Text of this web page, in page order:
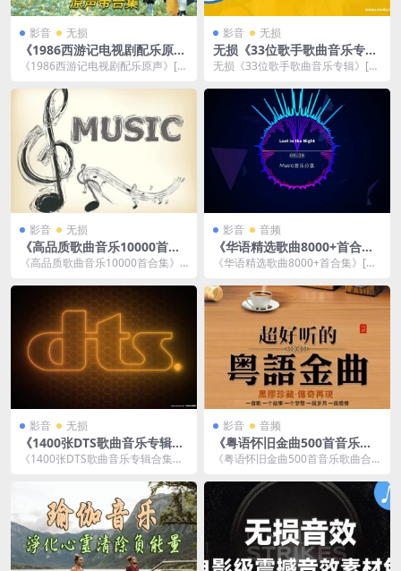
影音 无损
《1986西游记电视剧配乐原
声》[FLAC]百度云网盘下载
《1986西游记电视剧配乐原声》[FL
式高品...
影音 无损
无损《33位歌手歌曲音乐专
辑》[FLAC+APE+WAV]云网
无损《33位歌手歌曲音乐专辑》[FL
式：FL...
影音 无损
《高品质歌曲音乐10000首合
集》[WAV+CUE+FLAC]云网
《高品质歌曲音乐10000首合集》
式：...
影音 音频
《华语精选歌曲8000+首合
集》[MP3/75GB]云网盘下载
《华语精选歌曲8000+首合集》[M
多首...
影音 无损
《1400张DTS歌曲音乐专辑合
集》[DTS/696GB]云网盘下载
《1400张DTS歌曲音乐专辑合集》
影音 音频
《粤语怀旧金曲500首音乐歌
曲合集》[MP3]云网盘下载
《粤语怀旧金曲500首音乐歌曲合
处理，云网盘下...